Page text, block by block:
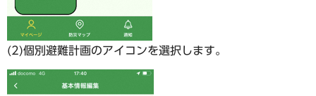
(2)個別避難計画のアイコンを選択します。